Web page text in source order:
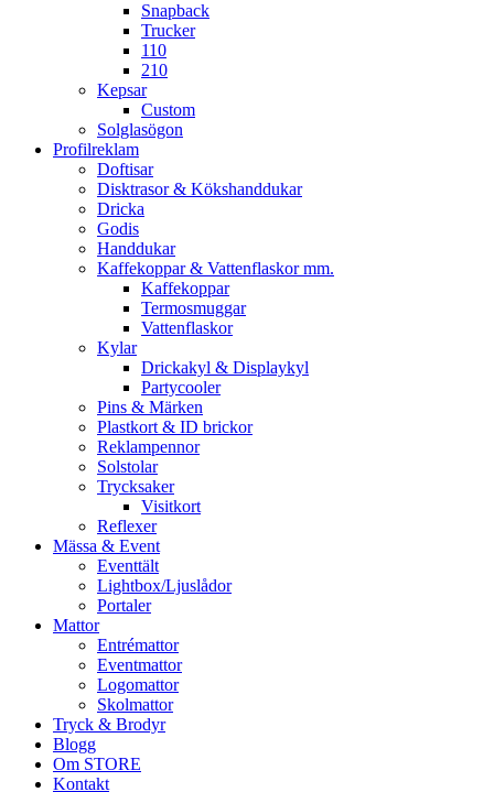
Snapback
Trucker
110
210
Kepsar
Custom
Solglasögon
Profilreklam
Doftisar
Disktrasor & Kökshanddukar
Dricka
Godis
Handdukar
Kaffekoppar & Vattenflaskor mm.
Kaffekoppar
Termosmuggar
Vattenflaskor
Kylar
Drickakyl & Displaykyl
Partycooler
Pins & Märken
Plastkort & ID brickor
Reklampennor
Solstolar
Trycksaker
Visitkort
Reflexer
Mässa & Event
Eventtält
Lightbox/Ljuslådor
Portaler
Mattor
Entrémattor
Eventmattor
Logomattor
Skolmattor
Tryck & Brodyr
Blogg
Om STORE
Kontakt